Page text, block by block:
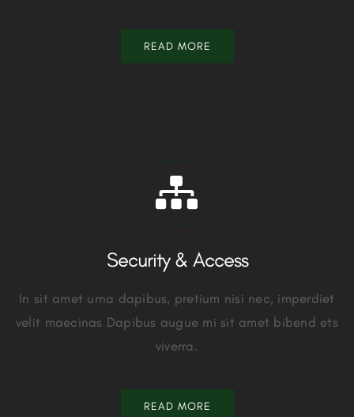
READ MORE
Security & Access
In sit amet urna dapibus, pretium nisi nec, imperdiet
velit maecinas Dapibus augue mi sit amet bibend ets
viverra.
READ MORE